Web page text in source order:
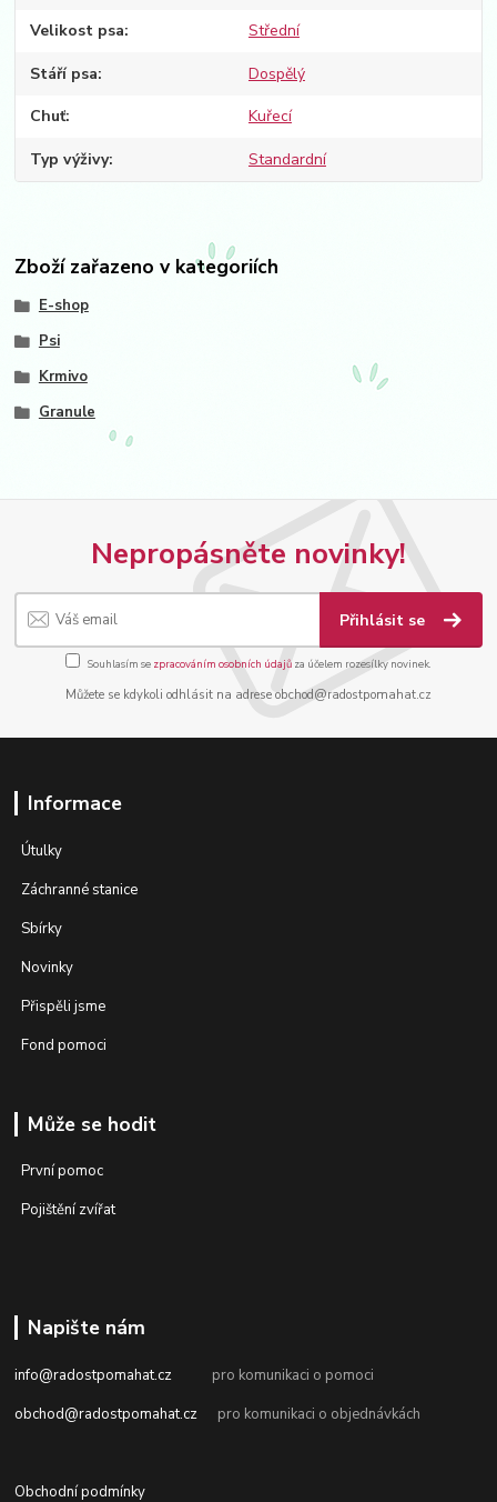
Velikost psa Střední
Stáří psa Dospělý
Chuť Kuřecí
Typ výživy Standardní
Zboží zařazeno v kategoriích
E-shop
Psi
Krmivo
Granule
Nepropásněte novinky!
Přihlásit se
Souhlasím se zpracováním osobních údajů za účelem rozesílky novinek.
Můžete se kdykoli odhlásit na adrese obchod@radostpomahat.cz
Informace
Útulky
Záchranné stanice
Sbírky
Novinky
Přispěli jsme
Fond pomoci
Může se hodit
První pomoc
Pojištění zvířat
Napište nám
info@radostpomahat.cz pro komunikaci o pomoci
obchod@radostpomahat.cz pro komunikaci o objednávkách
Obchodní podmínky